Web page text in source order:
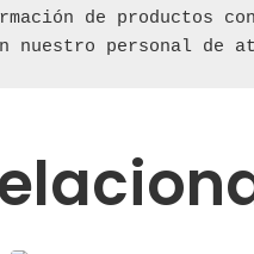
de productos
nuestro personal